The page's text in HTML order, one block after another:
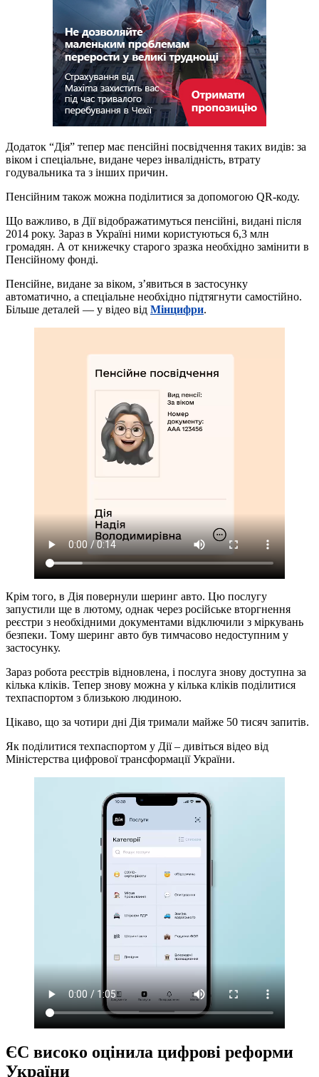
Додаток “Дія” тепер має пенсійні посвідчення таких видів: за
віком і спеціальне, видане через інвалідність, втрату
годувальника та з інших причин.
Пенсійним також можна поділитися за допомогою QR-коду.
Що важливо, в Дії відображатимуться пенсійні, видані після
2014 року. Зараз в Україні ними користуються 6,3 млн
громадян. А от книжечку старого зразка необхідно замінити в
Пенсійному фонді.
Пенсійне, видане за віком, з’явиться в застосунку
автоматично, а спеціальне необхідно підтягнути самостійно.
Більше деталей — у відео від Мінцифри.
Крім того, в Дія повернули шеринг авто. Цю послугу
запустили ще в лютому, однак через російське вторгнення
реєстри з необхідними документами відключили з міркувань
безпеки. Тому шеринг авто був тимчасово недоступним у
застосунку.
Зараз робота реєстрів відновлена, і послуга знову доступна за
кілька кліків. Тепер знову можна у кілька кліків поділитися
техпаспортом з близькою людиною.
Цікаво, що за чотири дні Дія тримали майже 50 тисяч запитів.
Як поділитися техпаспортом у Дії – дивіться відео від
Міністерства цифрової трансформації України.
ЄС високо оцінила цифрові реформи
України